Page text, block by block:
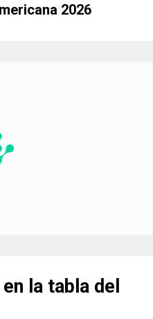
2026
la tabla del